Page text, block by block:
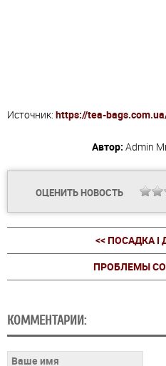
Источник: https://tea-
Автор: Admin
ОЦЕНИТЬ НОВОСТЬ
<< ПОСАДКА І
ПРОБЛЕМЫ
КОММЕНТАРИИ: